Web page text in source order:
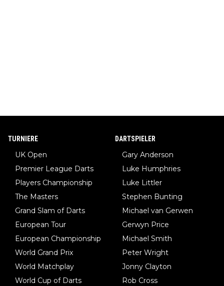
TURNIERE
UK Open
Premier League Darts
Players Championship
The Masters
Grand Slam of Darts
European Tour
European Championship
World Grand Prix
World Matchplay
World Cup of Darts
DARTSPIELER
Gary Anderson
Luke Humphries
Luke Littler
Stephen Bunting
Michael van Gerwen
Gerwyn Price
Michael Smith
Peter Wright
Jonny Clayton
Rob Cross